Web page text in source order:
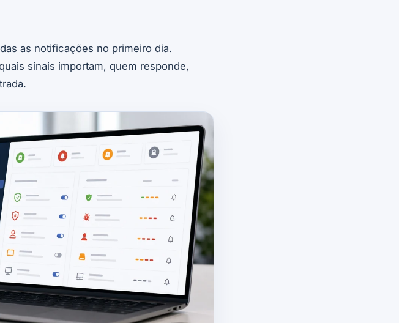
as notificações no primeiro dia.
sinais importam, quem responde,